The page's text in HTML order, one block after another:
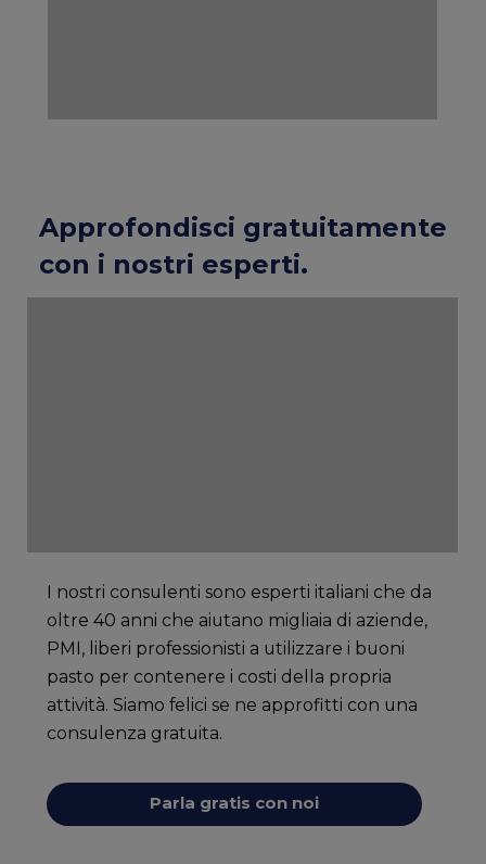
Approfondisci gratuitamente
con i nostri esperti.
I nostri consulenti sono esperti italiani che da
oltre 40 anni che aiutano migliaia di aziende,
PMI, liberi professionisti a utilizzare i buoni
pasto per contenere i costi della propria
attività. Siamo felici se ne approfitti con una
consulenza gratuita.
Parla gratis con noi